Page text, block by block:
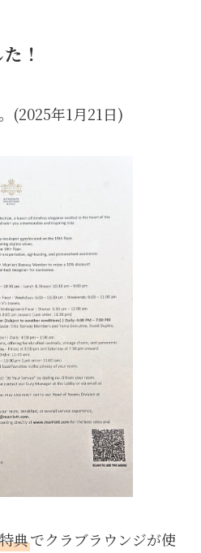
！
(2025年1月21日)
典でクラブラウンジが使